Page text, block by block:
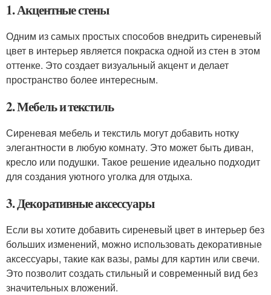
1. Акцентные стены
Одним из самых простых способов внедрить сиреневый
цвет в интерьер является покраска одной из стен в этом
оттенке. Это создает визуальный акцент и делает
пространство более интересным.
2. Мебель и текстиль
Сиреневая мебель и текстиль могут добавить нотку
элегантности в любую комнату. Это может быть диван,
кресло или подушки. Такое решение идеально подходит
для создания уютного уголка для отдыха.
3. Декоративные аксессуары
Если вы хотите добавить сиреневый цвет в интерьер без
больших изменений, можно использовать декоративные
аксессуары, такие как вазы, рамы для картин или свечи.
Это позволит создать стильный и современный вид без
значительных вложений.